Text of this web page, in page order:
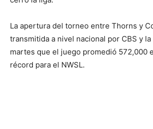
La apertura del torneo entre Thorns y
transmitida a nivel nacional por CBS y
martes que el juego promedió 572,000
récord para el NWSL.